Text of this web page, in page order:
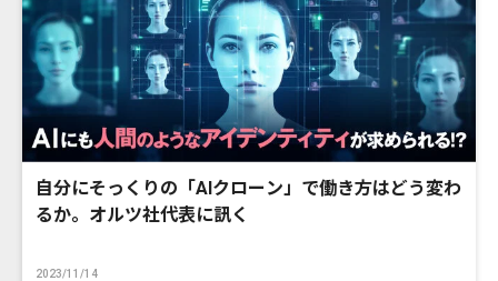
自分にそっくりの「AIクローン」で働き方はどう変わ
るか。オルツ社代表に訊く
2023/11/14